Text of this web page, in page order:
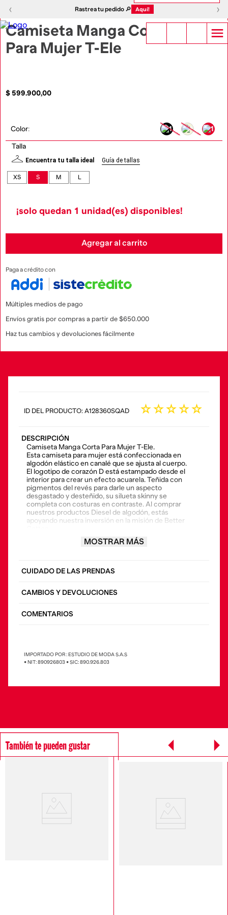
‹ Rastrea tu pedido 🔎 Aquí! ›
‹ ›
Camiseta Manga Corta
Para Mujer T-Ele
$ 599.900,00
Color:
Talla
Encuentra tu talla ideal Guía de tallas
XS S M L
¡solo quedan 1 unidad(es) disponibles!
Agregar al carrito
Paga a crédito con
Múltiples medios de pago
Envíos gratis por compras a partir de $650.000
Haz tus cambios y devoluciones fácilmente
: A128360SQAD ☆☆☆☆☆
DESCRIPCIÓN
Camiseta Manga Corta Para Mujer T-Ele.
Esta camiseta para mujer está confeccionada en
algodón elástico en canalé que se ajusta al cuerpo.
El logotipo de corazón D está estampado desde el
interior para crear un efecto acuarela. Teñida con
pigmentos del revés para darle un aspecto
desgastado y desteñido, su silueta skinny se
completa con costuras en contraste. Al comprar
nuestros productos Diesel de algodón, estás
apoyando nuestra inversión en la misión de Better
• Composición: 97% algodón 3% elastano al
better cotton.
MOSTRAR MÁS
CUIDADO DE LAS PRENDAS
CAMBIOS Y DEVOLUCIONES
COMENTARIOS
IMPORTADO POR : ESTUDIO DE MODA S.A.S
• NIT: 890926803 • SIC: 890.926.803
También te pueden gustar